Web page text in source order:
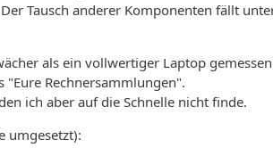
Tausch anderer Komponenten fällt
als ein vollwertiger Laptop
Rechnersammlungen".
ich aber auf die Schnelle nicht finde.
umgesetzt):